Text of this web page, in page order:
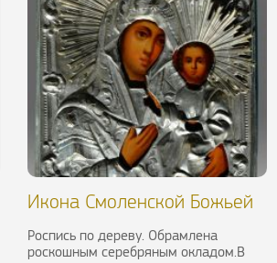
Икона Смоленской Божьей
Роспись по дереву. Обрамлена
роскошным серебряным окладом.В